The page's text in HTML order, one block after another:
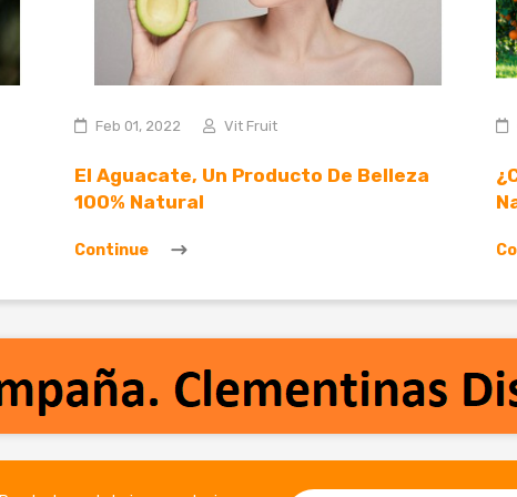
Feb 01, 2022 Vit Fruit
El Aguacate, Un Producto De Belleza
100% Natural
Continue